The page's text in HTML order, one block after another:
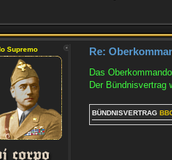
Supremo Re:
Das
Der Bündnisvertrag
BÜNDNISVERTRAG